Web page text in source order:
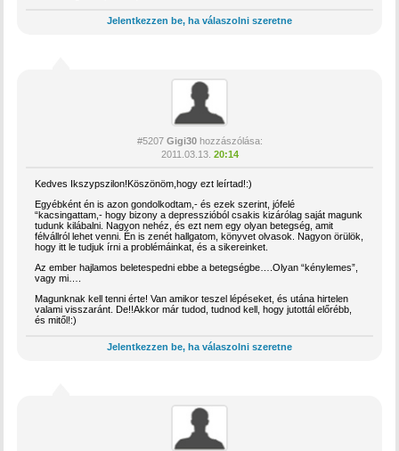
Jelentkezzen be, ha válaszolni szeretne
#5207 Gigi30hozzászólása:
2011.03.13. 20:14
Kedves Ikszypszilon!Köszönöm,hogy ezt leírtad!:)
Egyébként én is azon gondolkodtam,- és ezek szerint, jófelé
“kacsingattam,- hogy bizony a depresszióból csakis kizárólag saját magunk
tudunk kilábalni. Nagyon nehéz, és ezt nem egy olyan betegség, amit
félvállról lehet venni. Én is zenét hallgatom, könyvet olvasok. Nagyon örülök,
hogy itt le tudjuk írni a problémáinkat, és a sikereinket.
Az ember hajlamos beletespedni ebbe a betegségbe….Olyan “kénylemes”,
vagy mi….
Magunknak kell tenni érte! Van amikor teszel lépéseket, és utána hirtelen
valami visszaránt. De!!Akkor már tudod, tudnod kell, hogy jutottál előrébb,
és mitől!:)
Jelentkezzen be, ha válaszolni szeretne